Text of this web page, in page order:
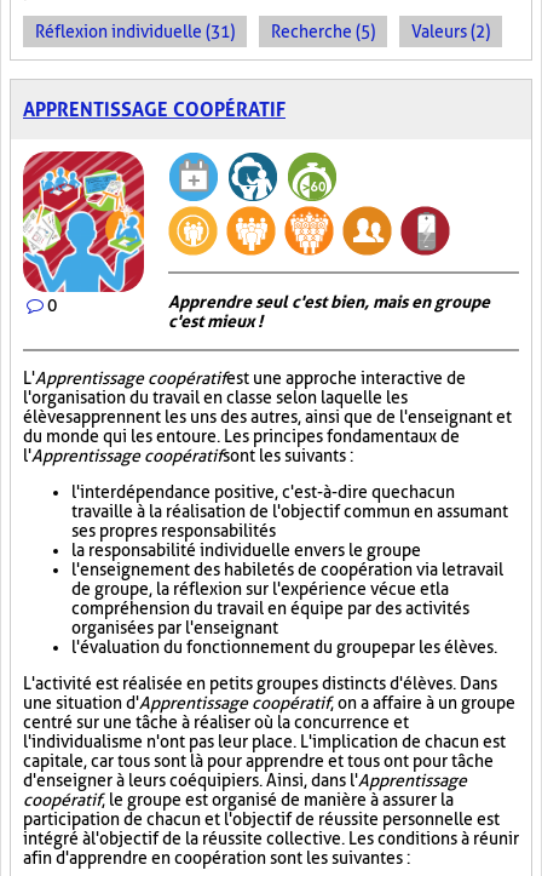
Réflexion individuelle (31) Recherche (5) Valeurs (2)
APPRENTISSAGE COOPÉRATIF
0
Apprendre seul c'est bien, mais en groupe
c'est mieux !
L'Apprentissage coopératifest une approche interactive de
l'organisation du travail en classe selon laquelle les
élèves apprennent les uns des autres, ainsi que de l'enseignant et
du monde qui les entoure. Les principes fondamentaux de
l'Apprentissage coopératifsont les suivants :
l'interdépendance positive, c'est-à-dire que chacun
travaille à la réalisation de l'objectif commun en assumant
ses propres responsabilités
la responsabilité individuelle envers le groupe
l'enseignement des habiletés de coopération via le travail
de groupe, la réflexion sur l'expérience vécue et la
compréhension du travail en équipe par des activités
organisées par l'enseignant
l'évaluation du fonctionnement du groupe par les élèves.
L'activité est réalisée en petits groupes distincts d'élèves. Dans
une situation d'Apprentissage coopératif, on a affaire à un groupe
centré sur une tâche à réaliser où la concurrence et
l'individualisme n'ont pas leur place. L'implication de chacun est
capitale, car tous sont là pour apprendre et tous ont pour tâche
d'enseigner à leurs coéquipiers. Ainsi, dans l'Apprentissage
coopératif, le groupe est organisé de manière à assurer la
participation de chacun et l'objectif de réussite personnelle est
intégré à l'objectif de la réussite collective. Les conditions à réunir
afin d'apprendre en coopération sont les suivantes :